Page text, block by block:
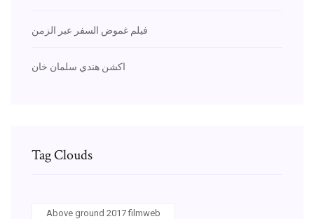
فيلم غموض السفر عبر الزمن
اكشن هندي سلمان خان
Tag Clouds
Above ground 2017 filmweb